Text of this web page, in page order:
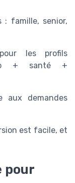
: famille, senior,
les profils
+ santé +
aux demandes
est facile, et
pour